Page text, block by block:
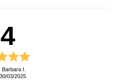
4
Barbara I.
03/2025